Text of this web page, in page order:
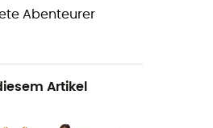
Abenteurer
Artikel